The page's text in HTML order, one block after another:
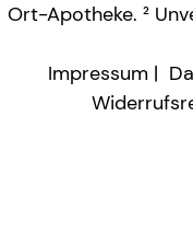
Ort-Apotheke. ²
Impressum